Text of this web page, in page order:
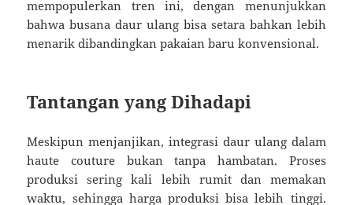
mempopulerkan tren ini, dengan menunjukkan
bahwa busana daur ulang bisa setara bahkan lebih
menarik dibandingkan pakaian baru konvensional.
Tantangan yang Dihadapi
Meskipun menjanjikan, integrasi daur ulang dalam
haute couture bukan tanpa hambatan. Proses
produksi sering kali lebih rumit dan memakan
waktu, sehingga harga produksi bisa lebih tinggi.